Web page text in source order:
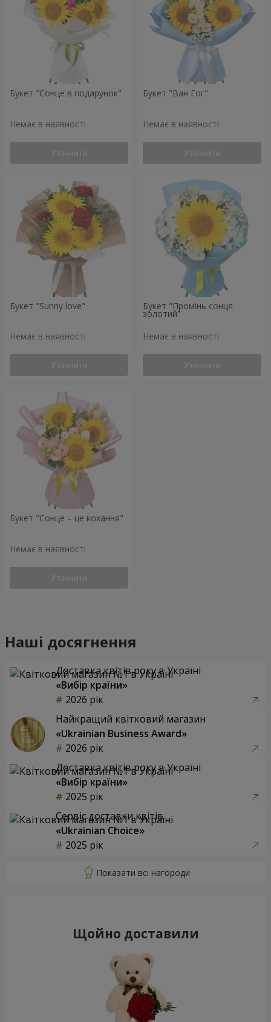
Букет "Сонце в подарунок"
Немає в наявності
Уточнити
Букет "Ван Гог"
Немає в наявності
Уточнити
Букет "Sunny love"
Немає в наявності
Уточнити
Букет "Промінь сонця
золотий"
Немає в наявності
Уточнити
Букет "Сонце – це кохання"
Немає в наявності
Уточнити
Наші досягнення
Доставка квітів року в Україні
«Вибір країни»
2026 рік
Найкращий квітковий магазин
«Ukrainian Business Award»
2026 рік
Доставка квітів року в Україні
«Вибір країни»
2025 рік
Сервіс доставки квітів
«Ukrainian Choice»
2025 рік
Щойно доставили